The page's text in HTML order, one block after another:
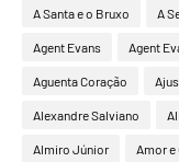
A Santa e o Bruxo A
Agent Evans Agent
Aguenta Coração
Alexandre Salviano
Almiro Júnior Amor e